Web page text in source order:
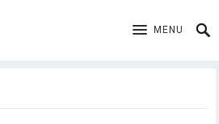
MENU